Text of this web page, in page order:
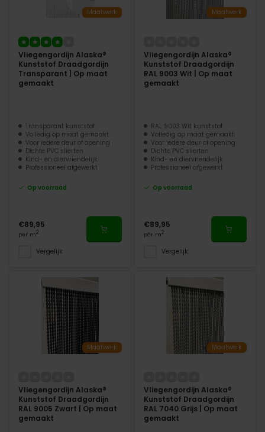
Maatwerk
Vliegengordijn Alaska®
Kunststof Draadgordijn
Transparant | Op maat
gemaakt
Transparant kunststof
Volledig op maat gemaakt
Voor iedere deur of opening
Dichte PVC slierten
Kind- en diervriendelijk
Professioneel afgewerkt
Op voorraad
€89,95
per m2
Vergelijk
Maatwerk
Vliegengordijn Alaska®
Kunststof Draadgordijn
RAL 9003 Wit | Op maat
gemaakt
RAL 9003 Wit kunststof
Volledig op maat gemaakt
Voor iedere deur of opening
Dichte PVC slierten
Kind- en diervriendelijk
Professioneel afgewerkt
Op voorraad
€89,95
per m2
Vergelijk
Maatwerk
Vliegengordijn Alaska®
Kunststof Draadgordijn
RAL 9005 Zwart | Op maat
gemaakt
Maatwerk
Vliegengordijn Alaska®
Kunststof Draadgordijn
RAL 7040 Grijs | Op maat
gemaakt